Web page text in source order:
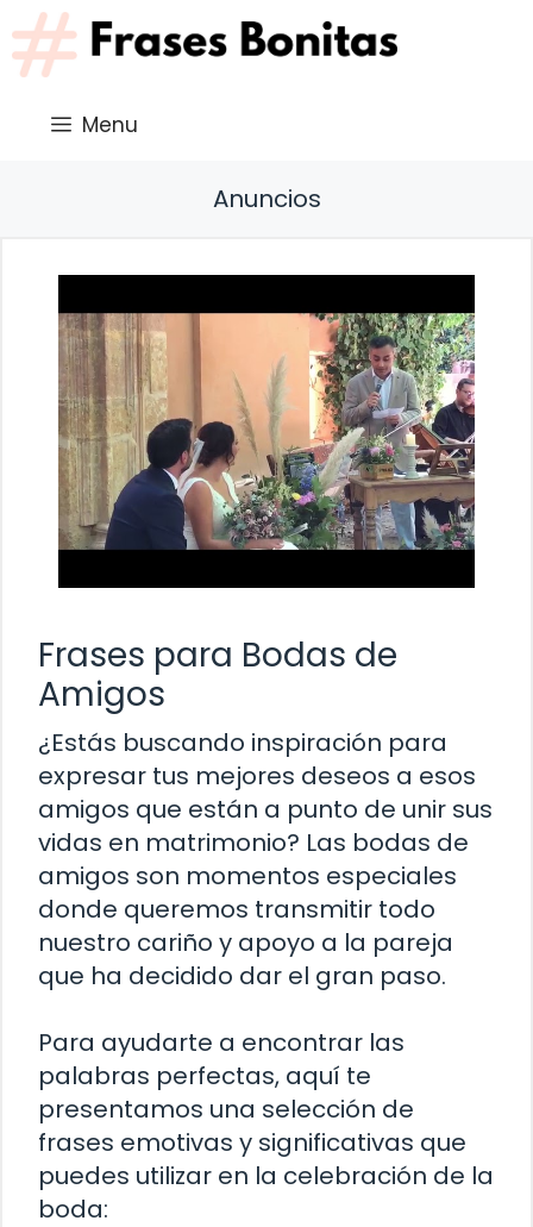
Saltar
al
contenido
Menu
Anuncios
Frases para Bodas de
Amigos
¿Estás buscando inspiración para
expresar tus mejores deseos a esos
amigos que están a punto de unir sus
vidas en matrimonio? Las bodas de
amigos son momentos especiales
donde queremos transmitir todo
nuestro cariño y apoyo a la pareja
que ha decidido dar el gran paso.
Para ayudarte a encontrar las
palabras perfectas, aquí te
presentamos una selección de
frases emotivas y significativas que
puedes utilizar en la celebración de la
boda: